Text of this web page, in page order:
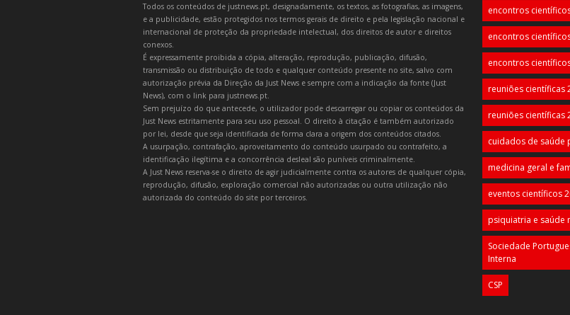
Todos os conteúdos de justnews.pt, designadamente, os textos, as fotografias, as imagens,
e a publicidade, estão protegidos nos termos gerais de direito e pela legislação nacional e
internacional de proteção da propriedade intelectual, dos direitos de autor e direitos
conexos.
É expressamente proibida a cópia, alteração, reprodução, publicação, difusão,
transmissão ou distribuição de todo e qualquer conteúdo presente no site, salvo com
autorização prévia da Direção da Just News e sempre com a indicação da fonte (Just
News), com o link para justnews.pt.
Sem prejuízo do que antecede, o utilizador pode descarregar ou copiar os conteúdos da
Just News estritamente para seu uso pessoal. O direito à citação é também autorizado
por lei, desde que seja identificada de forma clara a origem dos conteúdos citados.
A usurpação, contrafação, aproveitamento do conteúdo usurpado ou contrafeito, a
identificação ilegítima e a concorrência desleal são puníveis criminalmente.
A Just News reserva-se o direito de agir judicialmente contra os autores de qualquer cópia,
reprodução, difusão, exploração comercial não autorizadas ou outra utilização não
autorizada do conteúdo do site por terceiros.
encontros
encontros
encontros
reuniões científicas
reuniões científicas
cuidados de saúde
medicina geral e
eventos científicos
psiquiatria e saúde
Sociedade
Interna
CSP